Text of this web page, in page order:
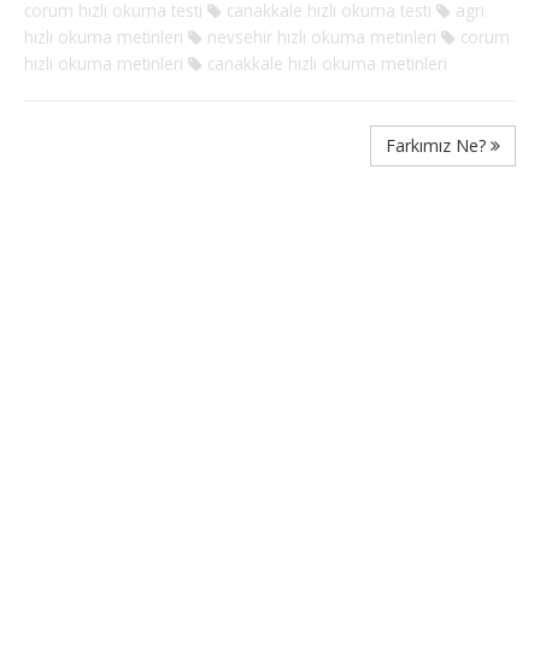
corum hızlı okuma testi canakkale hızlı okuma testi
agri
hızlı okuma metinleri
nevsehir hızlı okuma metinleri
corum
hızlı okuma metinleri
canakkale hızlı okuma metinleri
Farkımız Ne?